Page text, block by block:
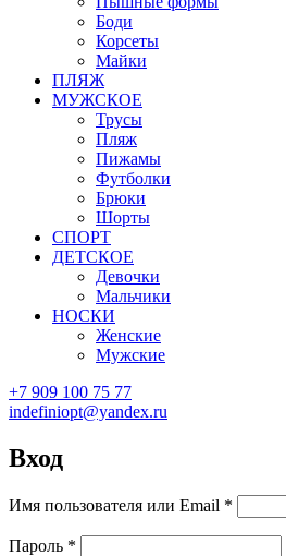
Боди
Корсеты
Майки
ПЛЯЖ
МУЖСКОЕ
Трусы
Пляж
Пижамы
Футболки
Брюки
Шорты
СПОРТ
ДЕТСКОЕ
Девочки
Мальчики
НОСКИ
Женские
Мужские
+7 909 100 75 77
indefiniopt@yandex.ru
Вход
Имя пользователя или Email *
Пароль *